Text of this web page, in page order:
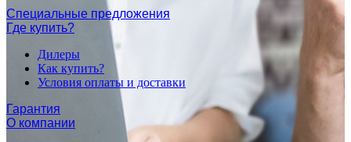
Специальные предложения
Где купить?
Дилеры
Как купить?
Условия оплаты и доставки
Гарантия
О компании